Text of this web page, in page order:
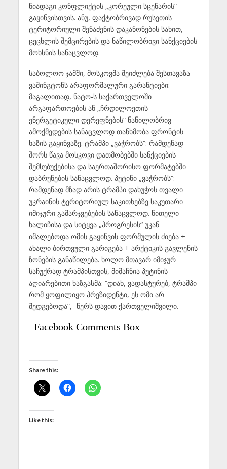
ნიადაგი კონფლიქტის „კორეული სცენარის“
გაყინვისთვის. ანუ, ფაქტობრივად რუსეთის
ტერიტორიული შენაძენის დაკანონების სახით,
ცეცხლის შემცირების და ნაწილობრივი სანქციების
მოხსნის სანაცვლოდ.
საბოლოო ჯამში, მოსკოვმა შეიძლება შესთავაზა
ვაშინგტონს არაფორმალური გარანტიები:
მაგალითად, ნატო-ს საქართველოში
არგაფართოების ან „ჩრდილოეთის
ენერგეტიკული დერეფნების“ ნაწილობრივ
ამოქმედების სანაცვლოდ თანხმობა ფრონტის
ხაზის გაყინვაზე. ტრამპი „ვაჭრობს“: რამდენად
შორს წავა მოსკოვი დათმობებში სანქციების
შემსუბუქებისა და საერთაშორისო ფორმატებში
დაბრუნების სანაცვლოდ. პუტინი „ვაჭრობს“:
რამდენად მზად არის ტრამპი დახუჭოს თვალი
უკრაინის ტერიტორიულ საკითხებზე საკუთარი
იმიჯური გამარჯვებების სანაცვლოდ. წითელი
ხალიჩისა და სიტყვა „პროგრესის“ უკან
იმალებოდა ომის გაყინვის ფორმულის ძიება +
ახალი ბირთვული გარიგება + არქტიკის გავლენის
ზონების განაწილება. ხოლო მთავარ იმიჯურ
საჩუქრად ტრამპისთვის, მიმაჩნია პუტინის
აღიარებითი ხაზგასმა: “დიახ, ვადასტურებ, ტრამპი
რომ ყოფილიყო პრეზიდენტი, ეს ომი არ
შედგებოდა”,- წერს დავით ქართველიშვილი.
Facebook Comments Box
Share this:
Like this: